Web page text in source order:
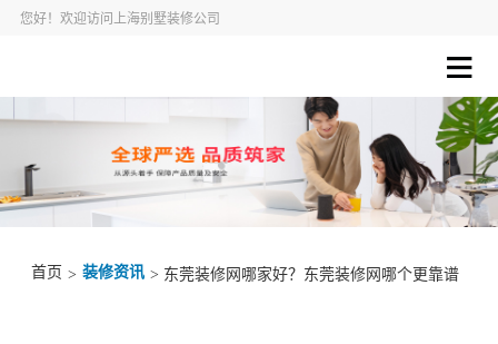
您好！欢迎访问上海别墅装修公司
首页 > 装修资讯 > 东莞装修网哪家好？东莞装修网哪个更靠谱